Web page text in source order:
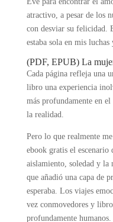
atractivo, a pesar de los
con desviar su felicidad.
estaba sola en mis
(PDF, EPUB) La
Cada página refleja una
libro una experiencia
más profundamente en
la realidad.
Pero lo que realmente
ebook gratis el escenario
aislamiento, soledad y la
que añadió una capa de
esperaba. Los viajes
vez conmovedores y
profundamente